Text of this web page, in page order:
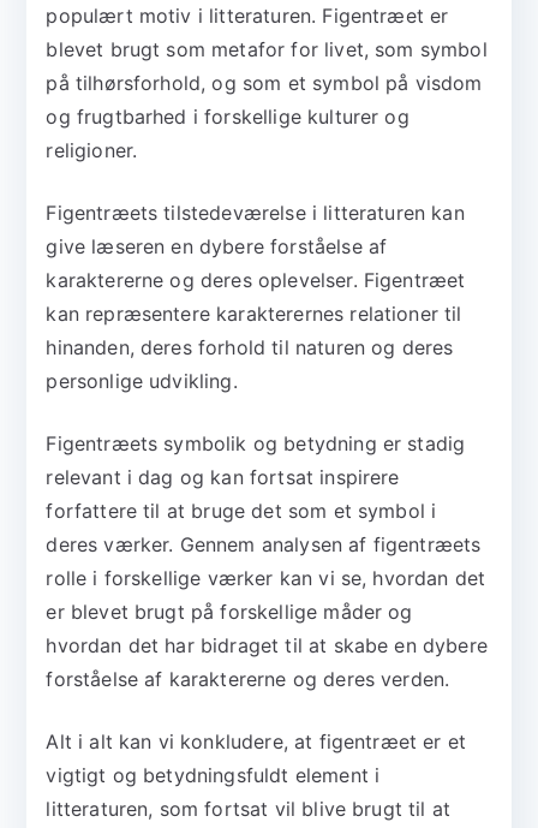
populært motiv i litteraturen. Figentræet er
blevet brugt som metafor for livet, som symbol
på tilhørsforhold, og som et symbol på visdom
og frugtbarhed i forskellige kulturer og
religioner.
Figentræets tilstedeværelse i litteraturen kan
give læseren en dybere forståelse af
karaktererne og deres oplevelser. Figentræet
kan repræsentere karakterernes relationer til
hinanden, deres forhold til naturen og deres
personlige udvikling.
Figentræets symbolik og betydning er stadig
relevant i dag og kan fortsat inspirere
forfattere til at bruge det som et symbol i
deres værker. Gennem analysen af figentræets
rolle i forskellige værker kan vi se, hvordan det
er blevet brugt på forskellige måder og
hvordan det har bidraget til at skabe en dybere
forståelse af karaktererne og deres verden.
Alt i alt kan vi konkludere, at figentræet er et
vigtigt og betydningsfuldt element i
litteraturen, som fortsat vil blive brugt til at